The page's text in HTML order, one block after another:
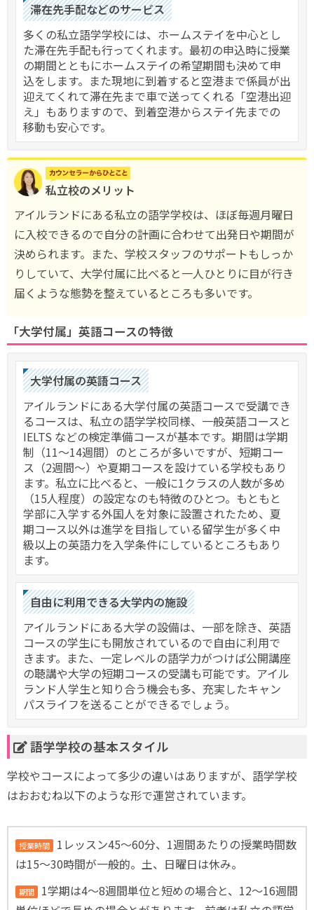
滞在先手配などのサービス
多くの私立語学学校には、ホームステイを中心とし
た滞在先手配も行ってくれます。最初の申込時に授業
の期間とともにホームステイの希望期間も決めて申
込をします。また現地に到着すると空港まで係員が出
迎えてくれて滞在先まで車で送ってくれる「空港出迎
え」もありますので、到着空港からステイ先までの
移動も安心です。
私立校のメリット
アイルランドにある私立の語学学校は、ほぼ毎週月曜日
に入校できるので自分の計画に合わせて出発日や期間が
決められます。また、学校スタッフのサポートもしっか
りしていて、大学付属に比べると一人ひとりに目が行き
届くような態勢を整えているところも多いです。
「大学付属」英語コースの特徴
大学付属の英語コース
アイルランドにある大学付属の英語コースで受講でき
るコースは、私立の語学学校同様、一般英語コースと
IELTS などの検定準備コースが基本です。期間は学期
制（11～14週間）のところが多いですが、短期コー
ス（2週間～）や夏期コースを設けている学校もあり
ます。私立に比べると、一般に1クラスの人数が多め
（15人程度）の設定なのも特徴のひとつ。もともと
学部に入学する外国人を対象に設置されたため、夏
期コース以外は進学を目指している留学生が多く中
級以上の英語力を入学条件にしているところもあり
ます。
自由に利用できる大学内の施設
アイルランドにある大学の設備は、一部を除き、英語
コースの学生にも開放されているので自由に利用で
きます。また、一定レベルの語学力がつけば公開講座
の聴講や大学の短期コースの受講も可能です。アイル
ランド人学生と知り合う機会も多、充実したキャン
パスライフを送ることができるでしょう。
語学学校の基本スタイル
学校やコースによって多少の違いはありますが、語学学校
はおおむね以下のような形で運営されています。
授業時間
1レッスン45～60分、1週間あたりの授業時間数
は15～30時間が一般的。土、日曜日は休み。
期間
1学期は4～8週間単位と短めの場合と、12～16週間